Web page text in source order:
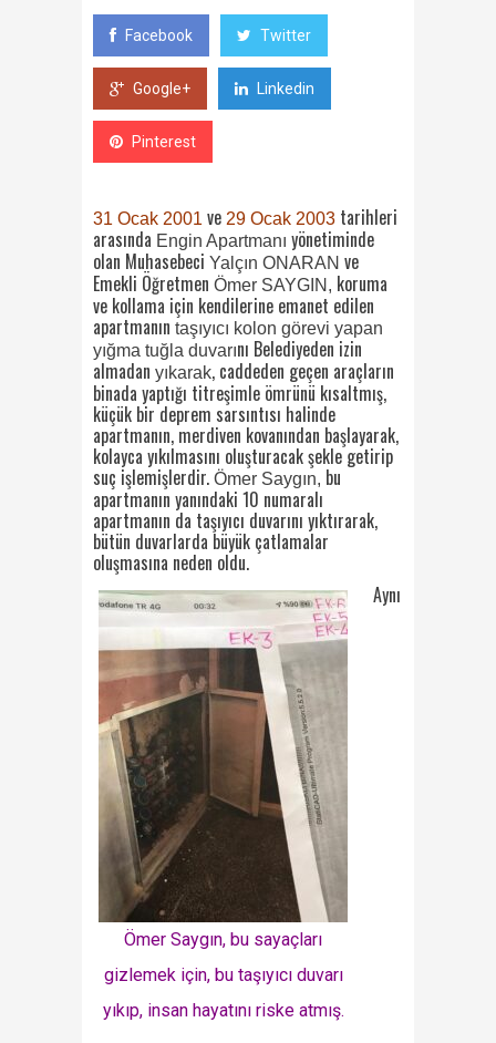
Facebook Twitter
Google+ Linkedin
Pinterest
31 Ocak 2001 ve 29 Ocak 2003 tarihleri
arasında Engin Apartmanı yönetiminde
olan Muhasebeci Yalçın ONARAN ve
Emekli Öğretmen Ömer SAYGIN, koruma
ve kollama için kendilerine emanet edilen
apartmanın taşıyıcı kolon görevi yapan
yığma tuğla duvarını Belediyeden izin
almadan yıkarak, caddeden geçen araçların
binada yaptığı titreşimle ömrünü kısaltmış,
küçük bir deprem sarsıntısı halinde
apartmanın, merdiven kovanından başlayarak,
kolayca yıkılmasını oluşturacak şekle getirip
suç işlemişlerdir. Ömer Saygın, bu
apartmanın yanındaki 10 numaralı
apartmanın da taşıyıcı duvarını yıktırarak,
bütün duvarlarda büyük çatlamalar
oluşmasına neden oldu.
Ömer Saygın, bu sayaçları
gizlemek için, bu taşıyıcı duvarı
yıkıp, insan hayatını riske atmış.
Aynı